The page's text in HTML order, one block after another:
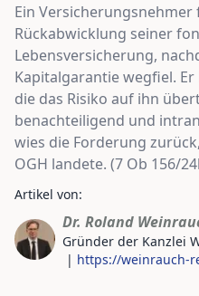
Ein
Rückabwicklung seiner
Lebensversicherung,
Kapitalgarantie wegfiel.
die das Risiko auf ihn
benachteiligend und
wies die Forderung
OGH landete. (7 Ob 156/
Artikel von:
Dr. Roland
Gründer der Kanzlei
| https://weinrauch-